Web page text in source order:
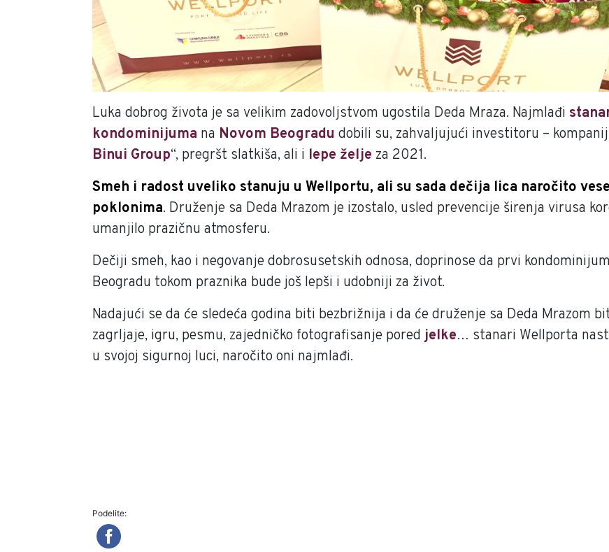
Luka dobrog života je sa velikim zadovoljstvom ugostila Deda Mraza. Najmlađi
kondominijuma na Novom Beogradu dobili su, zahvaljujući investitoru –
Binui Group“, pregršt slatkiša, ali i lepe želje za 2021.
Smeh i radost uveliko stanuju u Wellportu, ali su sada dečija lica naročito
poklonima. Druženje sa Deda Mrazom je izostalo, usled prevencije širenja virusa
umanjilo prazičnu atmosferu.
Dečiji smeh, kao i negovanje dobrosusetskih odnosa, doprinose da prvi
Beogradu tokom praznika bude još lepši i udobniji za život.
Nadajući se da će sledeća godina biti bezbrižnija i da će druženje sa Deda Mrazom
zagrljaje, igru, pesmu, zajedničko fotografisanje pored jelke… stanari Wellporta
u svojoj sigurnoj luci, naročito oni najmlađi.
Podelite: